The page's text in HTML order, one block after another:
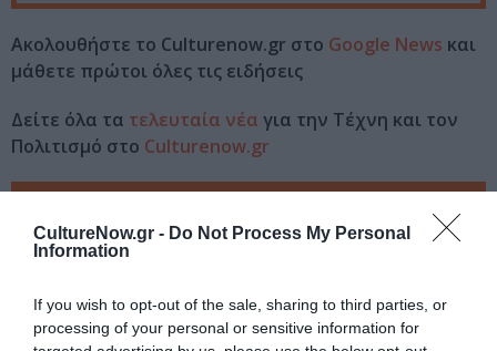
CultureNow.gr - Do Not Process My Personal
Information
If you wish to opt-out of the sale, sharing to third parties, or
processing of your personal or sensitive information for
Ακολουθήστε το Culturenow.gr στο Google News και
μάθετε πρώτοι όλες τις ειδήσεις
Δείτε όλα τα τελευταία νέα για την Τέχνη και τον
Πολιτισμό στο Culturenow.gr
Tags
ΔΡΑΜΑ - ΚΟΙΝΩΝΙΚΟ - ΣΥΓΧΡΟΝΟ
ΘΕΑΤΡΙΚΕΣ ΠΑΡΑΣΤΑΣΕΙΣ 2023 - 2024